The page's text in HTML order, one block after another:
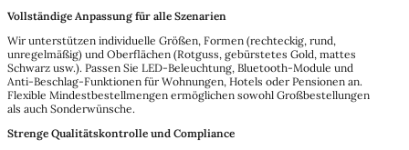
Vollständige Anpassung für alle Szenarien
Wir unterstützen individuelle Größen, Formen (rechteckig, rund,
unregelmäßig) und Oberflächen (Rotguss, gebürstetes Gold, mattes
Schwarz usw.). Passen Sie LED-Beleuchtung, Bluetooth-Module und
Anti-Beschlag-Funktionen für Wohnungen, Hotels oder Pensionen an.
Flexible Mindestbestellmengen ermöglichen sowohl Großbestellungen
als auch Sonderwünsche.
Strenge Qualitätskontrolle und Compliance